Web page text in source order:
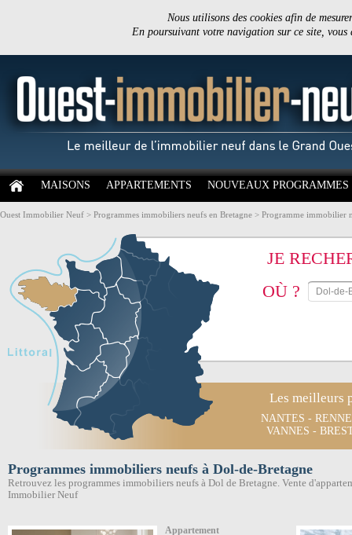
Nous utilisons des cookies afin de
En poursuivant votre navigation sur ce site,
MAISONS APPARTEMENTS NOUVEAUX PROGRAMMES
Ouest Immobilier Neuf > Programmes immobiliers neufs en Bretagne > Programme immobilier
JE
OÙ ?
Les meilleurs
NANTES -
VANNES -
Programmes immobiliers neufs à Dol-de-Bretagne
Retrouvez les programmes immobiliers neufs à Dol de Bretagne. Vente
Immobilier Neuf
Appartement